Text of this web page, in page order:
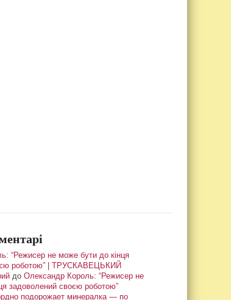
“Режисер не може бути до кінця
роботою” | ТРУСКАВЕЦЬКИЙ
до Олександр Король: “Режисер не
задоволений своєю роботою”
подорожает минералка — по